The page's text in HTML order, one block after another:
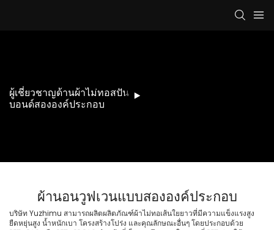
ผู้เชี่ยวชาญด้านผ้าไม่ทอสปัน
บอนด์สององค์ประกอบ
ผ้านอนวูฟเวนแบบสององค์ประกอบ
บริษัท Yuzhimu สามารถผลิตผลิตภัณฑ์ผ้าไม่ทอเส้นใยยาวที่มีความแข็งแรงสูง
ยืดหยุ่นสูง น้ำหนักเบา โครงสร้างโปร่ง และคุณลักษณะอื่นๆ โดยประกอบด้วย